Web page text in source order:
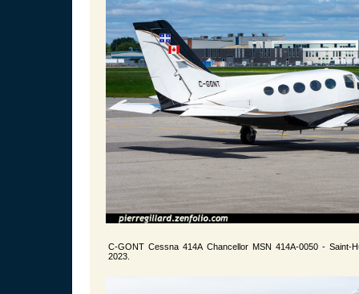
C-GONT Cessna 414A Chancellor MSN 414A-0050 - Saint-
2023.